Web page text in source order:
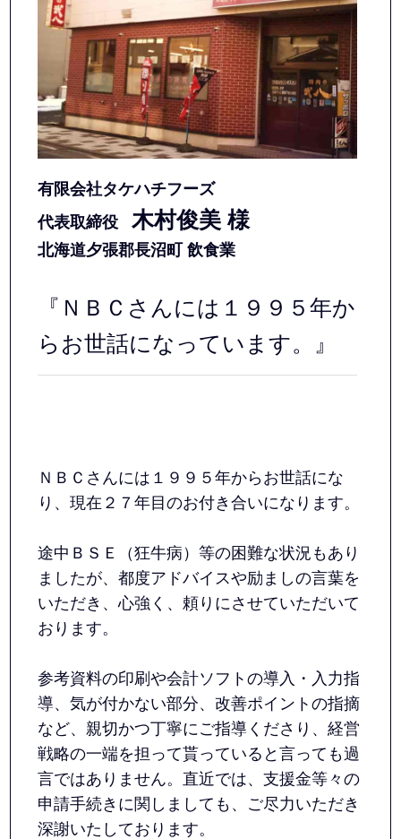
有限会社タケハチフーズ
代表取締役
木村俊美 様
北海道夕張郡長沼町 飲食業
『ＮＢＣさんには１９９５年か
らお世話になっています。』
ＮＢＣさんには１９９５年からお世話にな
り、現在２７年目のお付き合いになります。
途中ＢＳＥ（狂牛病）等の困難な状況もあり
ましたが、都度アドバイスや励ましの言葉を
いただき、心強く、頼りにさせていただいて
おります。
参考資料の印刷や会計ソフトの導入・入力指
導、気が付かない部分、改善ポイントの指摘
など、親切かつ丁寧にご指導くださり、経営
戦略の一端を担って貰っていると言っても過
言ではありません。直近では、支援金等々の
申請手続きに関しましても、ご尽力いただき
深謝いたしております。